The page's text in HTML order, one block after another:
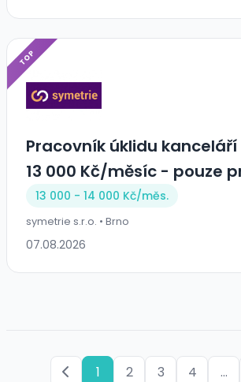
TOP
Pracovník úklidu
13 000 Kč/měsíc - pouze
13 000 - 14 000 Kč/měs.
symetrie s.r.o. • Brno
07.08.2026
1 2 3 4 ...